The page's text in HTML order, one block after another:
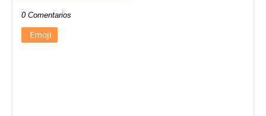
0 Comentarios
Emoji